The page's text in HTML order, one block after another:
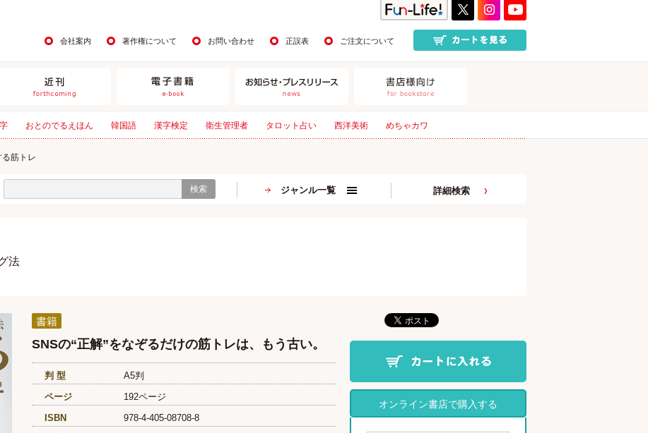
会社案内 著作権について お問い合わせ 正誤表 ご注文について
おとのでるえほん 韓国語 漢字検定 衛生管理者 タロット占い 西洋美術 めちゃカワ
筋トレ
検索 ジャンル一覧 詳細検索
法
書籍
SNSの“正解”をなぞるだけの筋トレは、もう古い。
判 型
A5判
ページ
192ページ
ISBN
978-4-405-08708-8
オンライン書店で購入する